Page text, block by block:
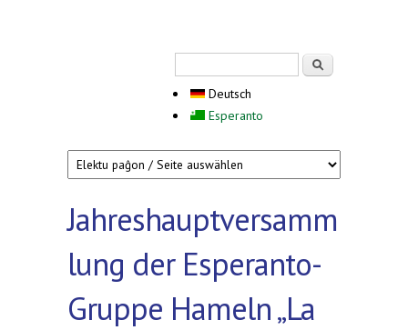
Deutsch
Esperanto
Jahreshauptversamm
lung der Esperanto-
Gruppe Hameln „La